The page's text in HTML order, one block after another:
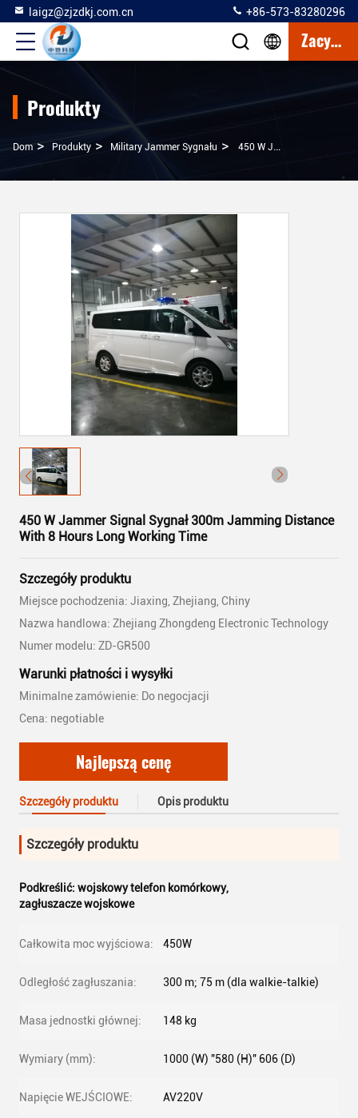
laigz@zjzdkj.com.cn +86-573-83280296
Zacytować
Produkty
Dom > Produkty > Military Jammer Sygnału > 450 W Jammer Signal Sygnał 300m Jamming Distance With 8 Hours Long Working Time
450 W Jammer Signal Sygnał 300m Jamming Distance
With 8 Hours Long Working Time
Szczegóły produktu
Miejsce pochodzenia: Jiaxing, Zhejiang, Chiny
Nazwa handlowa: Zhejiang Zhongdeng Electronic Technology
Numer modelu: ZD-GR500
Warunki płatności i wysyłki
Minimalne zamówienie: Do negocjacji
Cena: negotiable
Najlepszą cenę
Szczegóły produktu Opis produktu
Szczegóły produktu
Podkreślić: wojskowy telefon komórkowy,
zagłuszacze wojskowe
Całkowita moc wyjściowa: 450W
Odległość zagłuszania: 300 m; 75 m (dla walkie-talkie)
Masa jednostki głównej: 148 kg
Wymiary (mm): 1000 (W) "580 (H)" 606 (D)
Napięcie WEJŚCIOWE: AV220V